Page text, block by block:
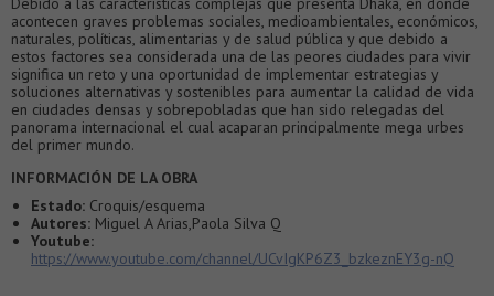
acontecen graves problemas sociales, medioambientales, económicos,
naturales, políticas, alimentarias y de salud pública y que debido a
estos factores sea considerada una de las peores ciudades para vivir
significa un reto y una oportunidad de implementar estrategias y
soluciones alternativas y sostenibles para aumentar la calidad de vida
en ciudades densas y sobrepobladas que han sido relegadas del
panorama internacional el cual acaparan principalmente mega urbes
del primer mundo.
INFORMACIÓN DE LA OBRA
Estado: Croquis/esquema
Autores: Miguel A Arias,Paola Silva Q
Youtube:
https://www.youtube.com/channel/UCvIgKP6Z3_bzkeznEY3g-nQ